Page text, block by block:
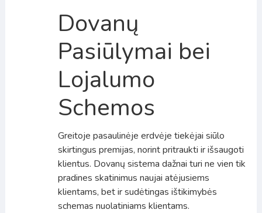
Dovanų
Pasiūlymai bei
Lojalumo
Schemos
Greitoje pasaulinėje erdvėje tiekėjai siūlo
skirtingus premijas, norint pritraukti ir išsaugoti
klientus. Dovanų sistema dažnai turi ne vien tik
pradines skatinimus naujai atėjusiems
klientams, bet ir sudėtingas ištikimybės
schemas nuolatiniams klientams.